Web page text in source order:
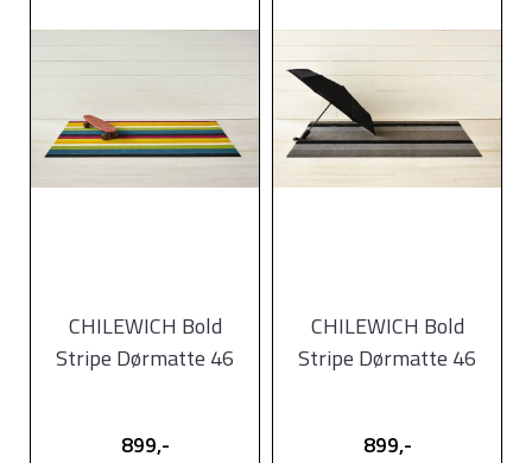
CHILEWICH Bold
Stripe Dørmatte 46
899,-
CHILEWICH Bold
Stripe Dørmatte 46
899,-